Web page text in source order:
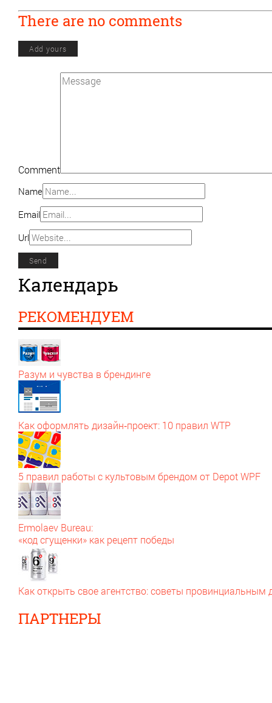
There are no comments
Add yours
Comment
Name
Email
Url
Календарь
РЕКОМЕНДУЕМ
Разум и чувства в брендинге
Как оформлять дизайн‑проект: 10 правил WTP
5 правил работы с культовым брендом от Depot WPF
Ermolaev Bureau:
«код сгущенки» как рецепт победы
Как открыть свое агентство: советы провинциальным
ПАРТНЕРЫ